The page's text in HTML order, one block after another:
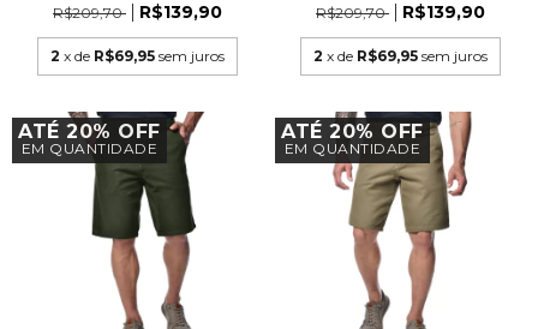
R$209,70
R$139,90
2 x de R$69,95 sem juros
R$209,70
R$139,90
2 x de R$69,95 sem juros
ATÉ 20% OFF
EM QUANTIDADE
ATÉ 20% OFF
EM QUANTIDADE